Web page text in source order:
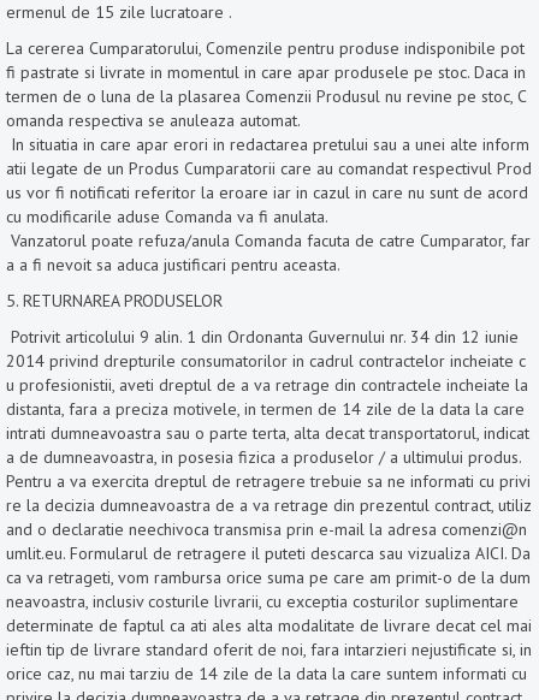
ermenul de 15 zile lucratoare .
La cererea Cumparatorului, Comenzile pentru produse indisponibile pot
fi pastrate si livrate in momentul in care apar produsele pe stoc. Daca in
termen de o luna de la plasarea Comenzii Produsul nu revine pe stoc, C
omanda respectiva se anuleaza automat.
In situatia in care apar erori in redactarea pretului sau a unei alte inform
atii legate de un Produs Cumparatorii care au comandat respectivul Prod
us vor fi notificati referitor la eroare iar in cazul in care nu sunt de acord
cu modificarile aduse Comanda va fi anulata.
Vanzatorul poate refuza/anula Comanda facuta de catre Cumparator, far
a a fi nevoit sa aduca justificari pentru aceasta.
5. RETURNAREA PRODUSELOR
Potrivit articolului 9 alin. 1 din Ordonanta Guvernului nr. 34 din 12 iunie
2014 privind drepturile consumatorilor in cadrul contractelor incheiate c
u profesionistii, aveti dreptul de a va retrage din contractele incheiate la
distanta, fara a preciza motivele, in termen de 14 zile de la data la care
intrati dumneavoastra sau o parte terta, alta decat transportatorul, indicat
a de dumneavoastra, in posesia fizica a produselor / a ultimului produs.
Pentru a va exercita dreptul de retragere trebuie sa ne informati cu privi
re la decizia dumneavoastra de a va retrage din prezentul contract, utiliz
and o declaratie neechivoca transmisa prin e-mail la adresa comenzi@n
umlit.eu. Formularul de retragere il puteti descarca sau vizualiza AICI. Da
ca va retrageti, vom rambursa orice suma pe care am primit-o de la dum
neavoastra, inclusiv costurile livrarii, cu exceptia costurilor suplimentare
determinate de faptul ca ati ales alta modalitate de livrare decat cel mai
ieftin tip de livrare standard oferit de noi, fara intarzieri nejustificate si, in
orice caz, nu mai tarziu de 14 zile de la data la care suntem informati cu